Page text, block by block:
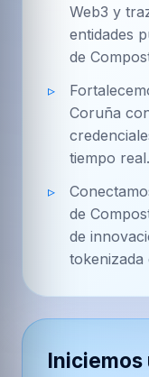
Web3 y
entidades
de
Coruña
tiempo real.
de
de
tokenizada
Iniciemos